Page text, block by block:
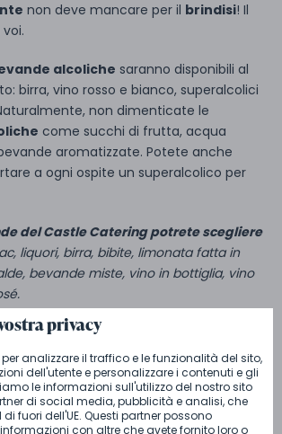
non deve mancare per il brindisi! Il
alcoliche saranno disponibili al
birra, vino rosso e bianco, superalcolici
non dimenticate le
come succhi di frutta, acqua
aromatizzate. Potete anche
a ogni ospite un superalcolico per
del Castle Catering potrete scegliere
liquori, birra, bibite, limonata fatta in
bevande miste, vino in bottiglia, vino
di nozze e
dei posti a
privacy
analizzare il traffico e le funzionalità del sito,
dell'utente e personalizzare i contenuti e gli
le informazioni sull'utilizzo del nostro sito
di social media, pubblicità e analisi, che
fuori dell'UE. Questi partner possono
con altre che avete fornito loro o